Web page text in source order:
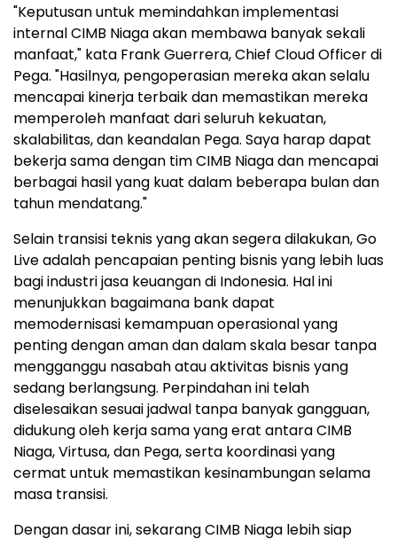
"Keputusan untuk memindahkan implementasi
internal CIMB Niaga akan membawa banyak sekali
manfaat," kata Frank Guerrera, Chief Cloud Officer di
Pega. "Hasilnya, pengoperasian mereka akan selalu
mencapai kinerja terbaik dan memastikan mereka
memperoleh manfaat dari seluruh kekuatan,
skalabilitas, dan keandalan Pega. Saya harap dapat
bekerja sama dengan tim CIMB Niaga dan mencapai
berbagai hasil yang kuat dalam beberapa bulan dan
tahun mendatang."
Selain transisi teknis yang akan segera dilakukan, Go
Live adalah pencapaian penting bisnis yang lebih luas
bagi industri jasa keuangan di Indonesia. Hal ini
menunjukkan bagaimana bank dapat
memodernisasi kemampuan operasional yang
penting dengan aman dan dalam skala besar tanpa
mengganggu nasabah atau aktivitas bisnis yang
sedang berlangsung. Perpindahan ini telah
diselesaikan sesuai jadwal tanpa banyak gangguan,
didukung oleh kerja sama yang erat antara CIMB
Niaga, Virtusa, dan Pega, serta koordinasi yang
cermat untuk memastikan kesinambungan selama
masa transisi.
Dengan dasar ini, sekarang CIMB Niaga lebih siap